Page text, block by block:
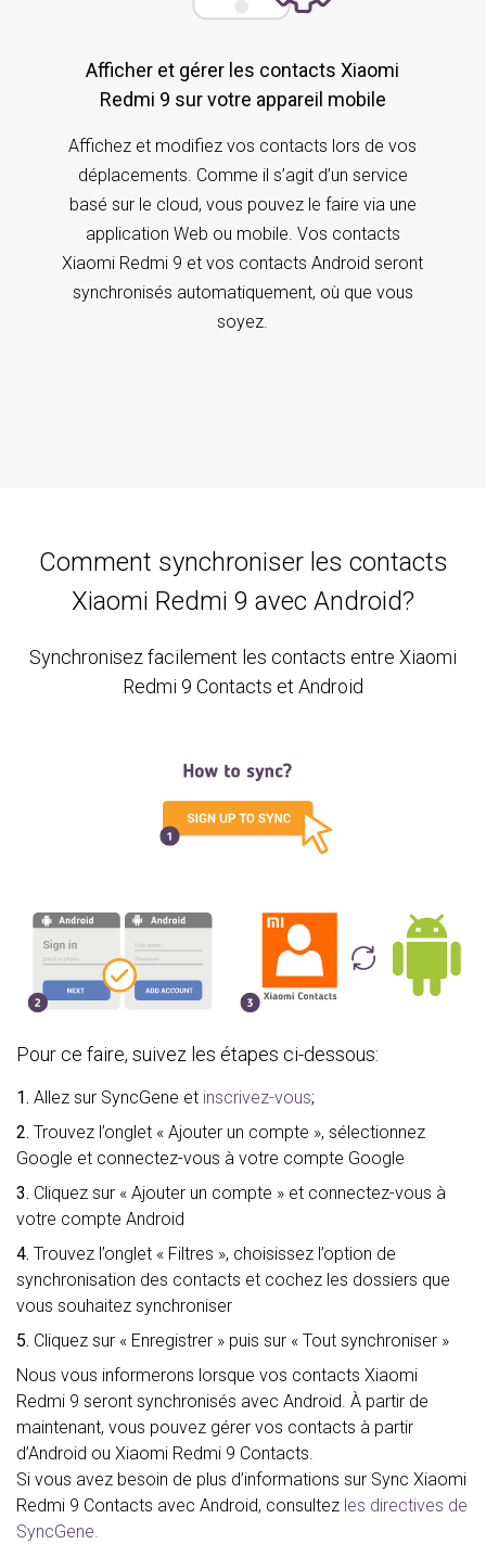
Afficher et gérer les contacts Xiaomi
Redmi 9 sur votre appareil mobile
Affichez et modifiez vos contacts lors de vos
déplacements. Comme il s’agit d’un service
basé sur le cloud, vous pouvez le faire via une
application Web ou mobile. Vos contacts
Xiaomi Redmi 9 et vos contacts Android seront
synchronisés automatiquement, où que vous
soyez.
Comment synchroniser les contacts
Xiaomi Redmi 9 avec Android?
Synchronisez facilement les contacts entre Xiaomi
Redmi 9 Contacts et Android
Pour ce faire, suivez les étapes ci-dessous:
1. Allez sur SyncGene et inscrivez-vous;
2. Trouvez l’onglet « Ajouter un compte », sélectionnez
Google et connectez-vous à votre compte Google
3. Cliquez sur « Ajouter un compte » et connectez-vous à
votre compte Android
4. Trouvez l’onglet « Filtres », choisissez l’option de
synchronisation des contacts et cochez les dossiers que
vous souhaitez synchroniser
5. Cliquez sur « Enregistrer » puis sur « Tout synchroniser »
Nous vous informerons lorsque vos contacts Xiaomi
Redmi 9 seront synchronisés avec Android. À partir de
maintenant, vous pouvez gérer vos contacts à partir
d’Android ou Xiaomi Redmi 9 Contacts.
Si vous avez besoin de plus d’informations sur Sync Xiaomi
Redmi 9 Contacts avec Android, consultez les directives de
SyncGene.